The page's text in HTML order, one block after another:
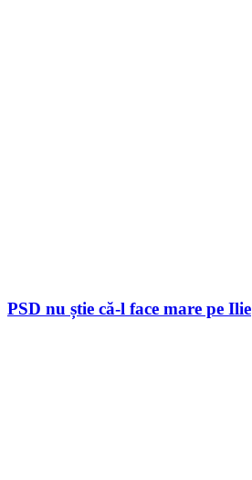
PSD nu știe că-l face mare pe Ilie